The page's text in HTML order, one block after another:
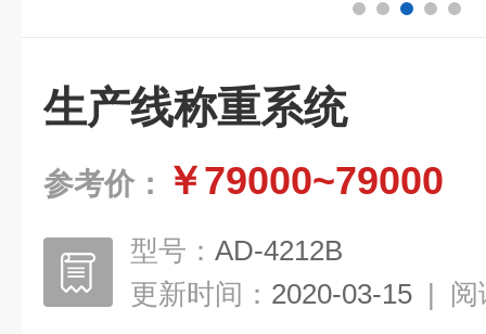
生产线称重系统
参考价： ￥79000~79000
型号： AD-4212B
更新时间： 2020-03-15 | 阅